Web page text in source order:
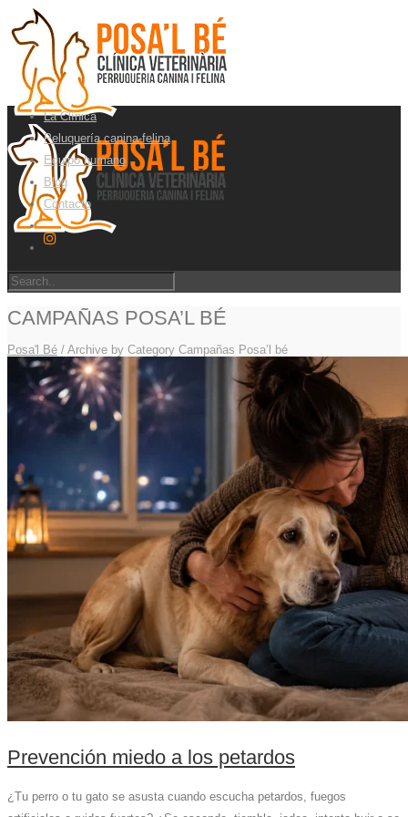
La Clínica
Peluquería canina-felina
Equipo humano
Blog
Contacto
CAMPAÑAS POSA’L BÉ
Posa'l Bé / Archive by Category Campañas Posa’l bé
Prevención miedo a los petardos
¿Tu perro o tu gato se asusta cuando escucha petardos, fuegos